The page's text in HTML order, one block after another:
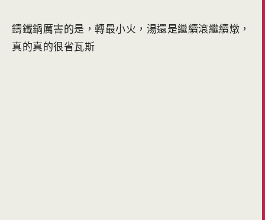
鑄鐵鍋厲害的是，轉最小火，湯還是繼續滾繼續燉，
真的真的很省瓦斯